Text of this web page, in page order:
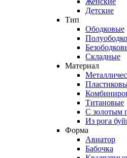
Детские
Тип
Ободковые
Складные
Материал
Титановые
С золотым
Из рога
Форма
Авиатор
Бабочка